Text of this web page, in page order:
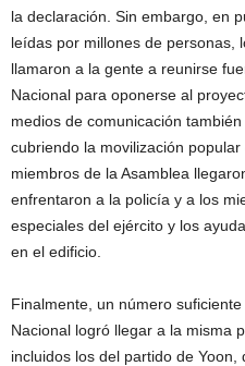
la declaración. Sin embargo, en
leídas por millones de personas,
llamaron a la gente a reunirse
Nacional para oponerse al
medios de comunicación
cubriendo la movilización
miembros de la Asamblea
enfrentaron a la policía y a los
especiales del ejército y los
en el edificio.
Finalmente, un número
Nacional logró llegar a la misma
incluidos los del partido de